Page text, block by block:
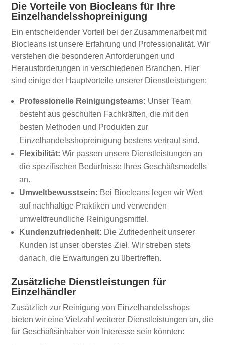
Die Vorteile von Biocleans für Ihre
Einzelhandelsshopreinigung
Ein entscheidender Vorteil bei der Zusammenarbeit mit
Biocleans ist unsere Erfahrung und Professionalität. Wir
verstehen die besonderen Anforderungen und
Herausforderungen in verschiedenen Branchen. Hier
sind einige der Hauptvorteile unserer Dienstleistungen:
Professionelle Reinigungsteams: Unser Team
besteht aus geschulten Fachkräften, die mit den
besten Methoden und Produkten zur
Einzelhandelsshopreinigung bestens vertraut sind.
Flexibilität: Wir passen unsere Dienstleistungen an
die spezifischen Bedürfnisse Ihres Geschäftsmodells
an.
Umweltbewusstsein: Bei Biocleans legen wir Wert
auf nachhaltige Praktiken und verwenden
umweltfreundliche Reinigungsmittel.
Kundenzufriedenheit: Die Zufriedenheit unserer
Kunden ist unser oberstes Ziel. Wir streben stets
danach, die Erwartungen zu übertreffen.
Zusätzliche Dienstleistungen für
Einzelhändler
Zusätzlich zur Reinigung von Einzelhandelsshops
bieten wir eine Vielzahl weiterer Dienstleistungen an, die
für Geschäftsinhaber von Interesse sein könnten: